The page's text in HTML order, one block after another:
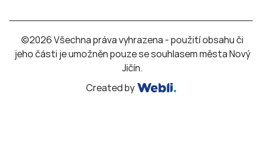
©2026 Všechna práva vyhrazena - použití obsahu či
jeho části je umožněn pouze se souhlasem města Nový
Jičín.
Created by